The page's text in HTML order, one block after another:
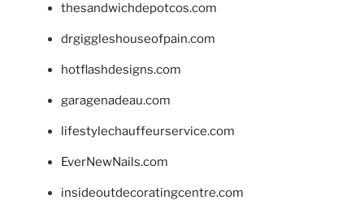
thesandwichdepotcos.com
drgiggleshouseofpain.com
hotflashdesigns.com
garagenadeau.com
lifestylechauffeurservice.com
EverNewNails.com
insideoutdecoratingcentre.com